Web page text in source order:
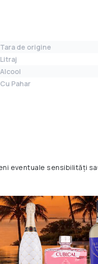
Tara de origine
Litraj
Alcool
Cu Pahar
eventuale sensibilități